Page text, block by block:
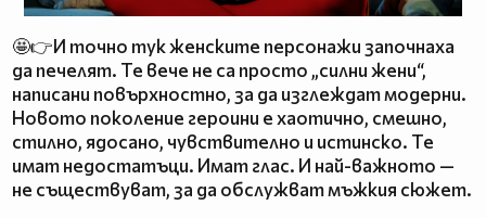
🤩👉И точно тук женските персонажи започнаха
да печелят. Те вече не са просто „силни жени“,
написани повърхностно, за да изглеждат модерни.
Новото поколение героини е хаотично, смешно,
стилно, ядосано, чувствително и истинско. Те
имат недостатъци. Имат глас. И най-важното —
не съществуват, за да обслужват мъжкия сюжет.